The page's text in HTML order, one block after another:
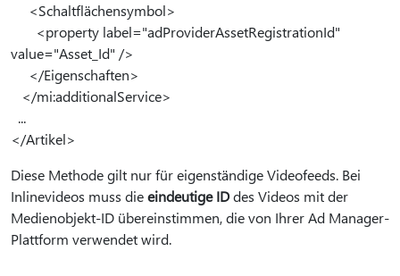
<Schaltflächensymbol>
<property label="adProviderAssetRegistrationId"
value="Asset_Id" />
</Eigenschaften>
</mi:additionalService>
...
</Artikel>
Diese Methode gilt nur für eigenständige Videofeeds. Bei
Inlinevideos muss dieeindeutige IDdes Videos mit der
Medienobjekt-ID übereinstimmen, die von Ihrer Ad Manager-
Plattform verwendet wird.